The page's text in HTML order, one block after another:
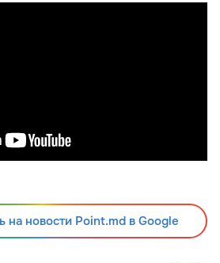
на новости Point.md в Google